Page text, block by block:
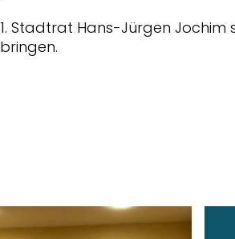
Stadtrat Hans-Jürgen Jochim